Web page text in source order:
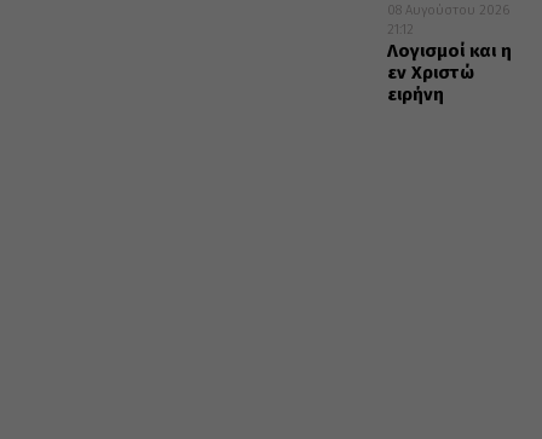
08 Αυγούστου 2026
21:12
Λογισμοί και η
εν Χριστώ
ειρήνη